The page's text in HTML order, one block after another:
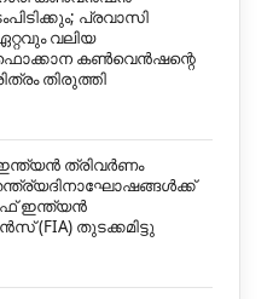
പ്രവാസി
വലിയ
കൺവെൻഷന്റെ
തിരുത്തി
ത്രിവർണം
ഇന്ത്യൻ
തുടക്കമിട്ടു